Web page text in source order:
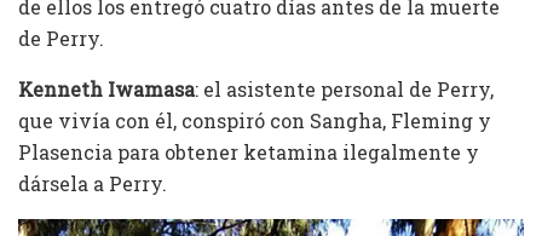
de ellos los entregó cuatro días antes de la muerte
de Perry.
Kenneth Iwamasa: el asistente personal de Perry,
que vivía con él, conspiró con Sangha, Fleming y
Plasencia para obtener ketamina ilegalmente y
dársela a Perry.